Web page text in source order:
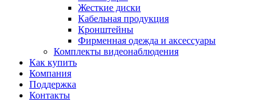
Жесткие диски
Кабельная продукция
Кронштейны
Фирменная одежда и аксессуары
Комплекты видеонаблюдения
Как купить
Компания
Поддержка
Контакты